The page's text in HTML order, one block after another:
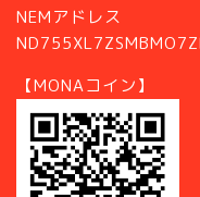
NEMアドレス
【MONAコイン】